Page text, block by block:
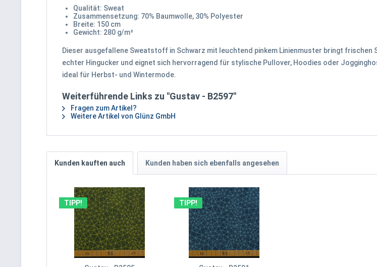
Qualität: Sweat
Zusammensetzung: 70% Baumwolle, 30% Polyester
Breite: 150 cm
Gewicht: 280 g/m²
Dieser ausgefallene Sweatstoff in Schwarz mit leuchtend pinkem Linienmuster bringt frischen
echter Hingucker und eignet sich hervorragend für stylische Pullover, Hoodies oder
ideal für Herbst- und Wintermode.
Weiterführende Links zu "Gustav - B2597"
Fragen zum Artikel?
Weitere Artikel von Glünz GmbH
Kunden kauften auch Kunden haben sich ebenfalls angesehen
TIPP! TIPP!